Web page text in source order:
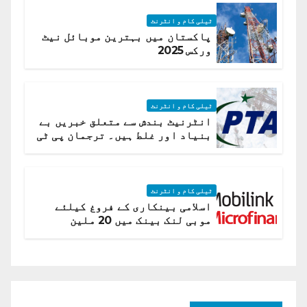
ٹیلی کام و انٹرنٹ
پاکستان میں بہترین موبائل نیٹ
ورکس 2025
ٹیلی کام و انٹرنٹ
انٹرنیٹ بندش سے متعلق خبریں بے
بنیاد اور غلط ہیں۔ ترجمان پی ٹی
ٹیلی کام و انٹرنٹ
اسلامی بینکاری کے فروغ کیلئے
موبی لنک بینک میں 20 ملین